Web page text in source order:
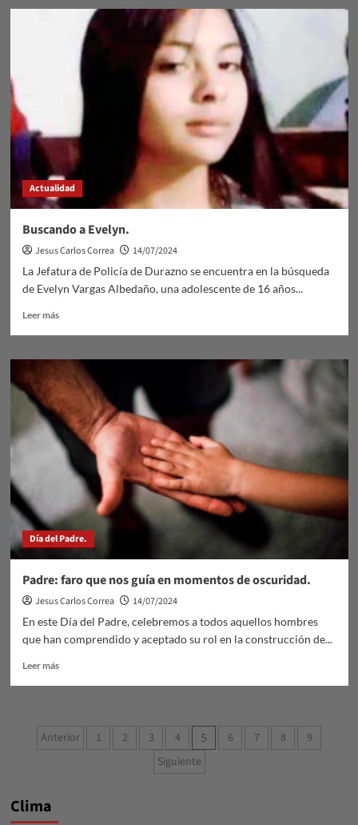
A
perder
como
parece.
Actualidad
Buscando a Evelyn.
Jesus Carlos Correa
14/07/2024
La Jefatura de Policía de Durazno se encuentra en la búsqueda
de Evelyn Vargas Albedaño, una adolescente de 16 años...
Leer másLeer
Buscando
Evelyn.
Día del Padre.
Padre: faro que nos guía en momentos de oscuridad.
Jesus Carlos Correa
14/07/2024
En este Día del Padre, celebremos a todos aquellos hombres
que han comprendido y aceptado su rol en la construcción de...
Leer másLeer
faro
que
Paginación
entradas
Anterior 1 2 3 4 5 6 7 8
9
Siguiente
Clima